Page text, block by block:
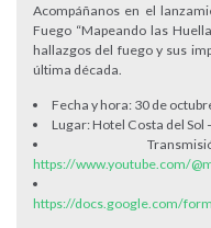
Acompáñanos en el
Fuego “Mapeando las
hallazgos del fuego y sus
última década.
Fecha y hora: 30 de
Lugar: Hotel Costa del Sol
https://www.youtube.com/
https://docs.google.com/